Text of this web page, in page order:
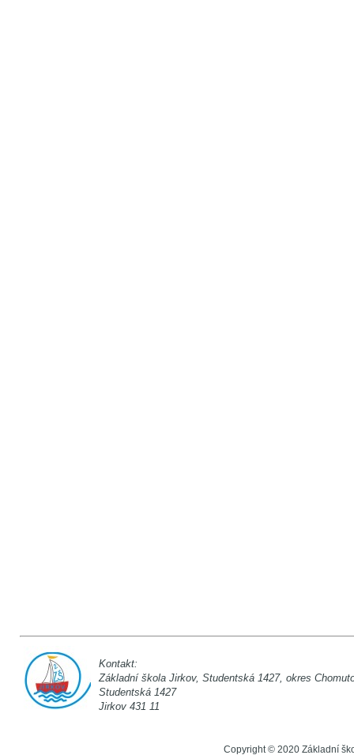
Kontakt:
Základní škola Jirkov, Studentská
Studentská
Jirkov 431 11
Copyright © 2020 Základní